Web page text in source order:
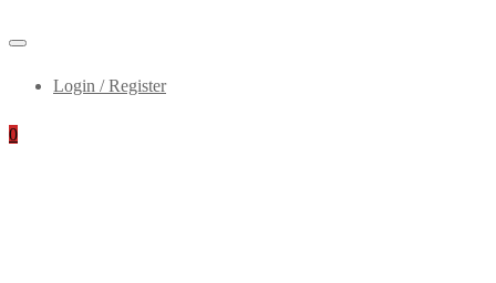
Login / Register
0